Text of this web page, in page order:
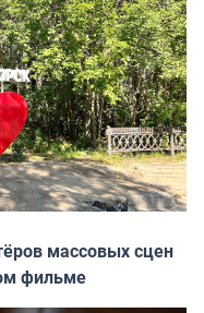
массовых сцен
фильме